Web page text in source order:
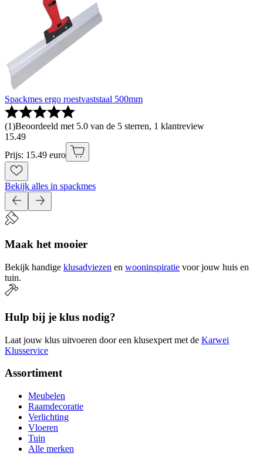
Spackmes ergo roestvaststaal 500mm
(1)Beoordeeld met 5.0 van de 5 sterren, 1 klantreview
15.49
Prijs: 15.49 euro
Bekijk alles in spackmes
Maak het mooier
Bekijk handige klusadviezen en wooninspiratie voor jouw huis en
tuin.
Hulp bij je klus nodig?
Laat jouw klus uitvoeren door een klusexpert met de Karwei
Klusservice
Assortiment
Meubelen
Raamdecoratie
Verlichting
Vloeren
Tuin
Alle merken